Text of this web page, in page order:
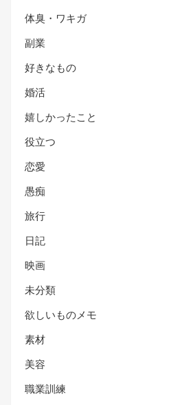
体臭・ワキガ
副業
好きなもの
婚活
嬉しかったこと
役立つ
恋愛
愚痴
旅行
日記
映画
未分類
欲しいものメモ
素材
美容
職業訓練